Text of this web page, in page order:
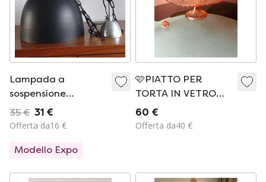
Lampada a
sospensione
industriale nera,
marca PDMT
35 € 31 €
Offerta da16 €
Modello Expo
🩷PIATTO PER
TORTA IN VETRO
PRESSATO ROSA🩷
60 €
Offerta da40 €